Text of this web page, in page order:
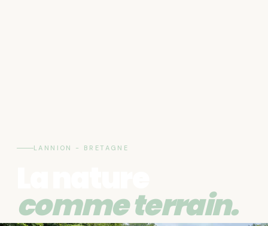
LANNION - BRETAGNE
comme terrain.